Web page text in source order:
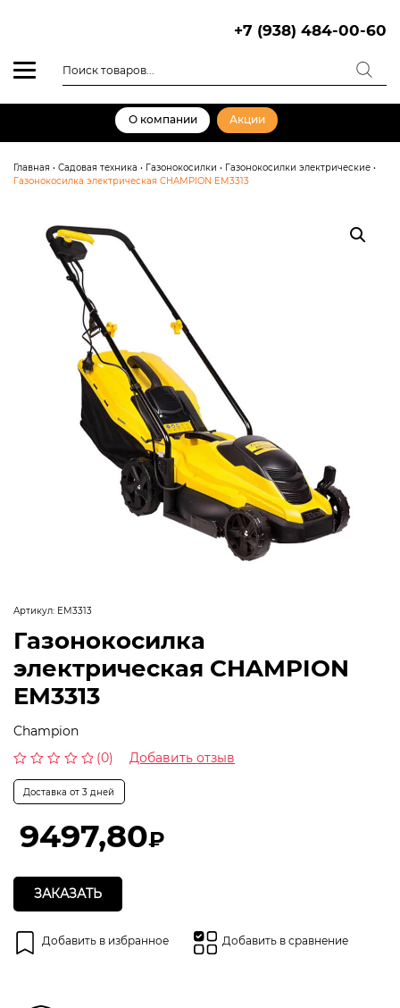
+7 (938) 484-00-60
товаров
О компании Акции
Главная • Садовая техника • Газонокосилки • Газонокосилки электрические •
Газонокосилка электрическая CHAMPION EM3313
Артикул: EM3313
Газонокосилка
электрическая CHAMPION
EM3313
Champion
из
(0) Добавить отзыв
Доставка от 3 дней
9497,80₽
ЗАКАЗАТЬ
Добавить в избранное Добавить в сравнение